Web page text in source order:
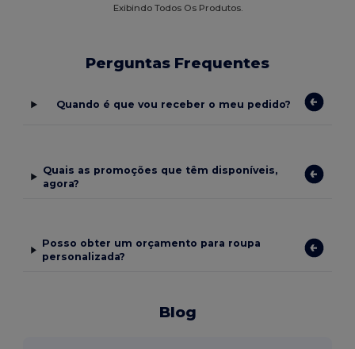
Exibindo Todos Os Produtos.
Perguntas Frequentes
Quando é que vou receber o meu pedido?
Quais as promoções que têm disponíveis,
agora?
Posso obter um orçamento para roupa
personalizada?
Blog